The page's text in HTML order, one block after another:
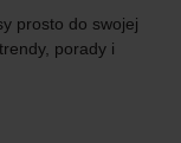
prosto do swojej
porady i